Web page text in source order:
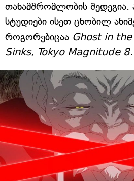
თანამშრომლობის შედეგია.
სტუდიები ისეთ ცნობილ
როგორებიცაა Ghost in
Sinks, Tokyo Magnitude